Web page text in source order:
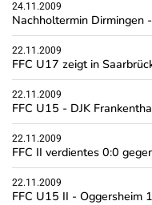
24.11.2009
Nachholtermin Dirmingen
22.11.2009
FFC U17 zeigt in
22.11.2009
FFC U15 - DJK
22.11.2009
FFC II verdientes 0:0
22.11.2009
FFC U15 II - Oggersheim